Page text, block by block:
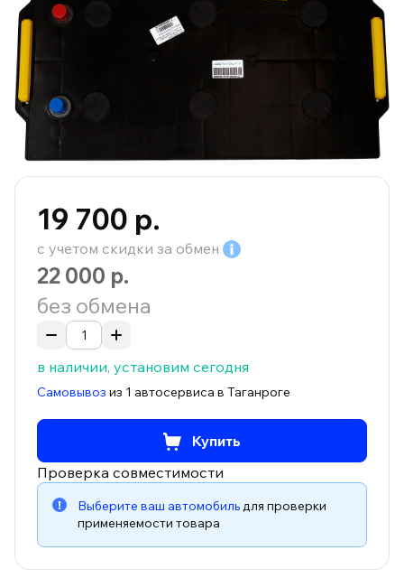
19 700 р.
с учетом скидки за обмен
22 000 р.
без обмена
в наличии, установим сегодня
Самовывоз из 1 автосервиса в Таганроге
Купить
Проверка совместимости
Выберите ваш автомобильдля проверки
применяемости товара